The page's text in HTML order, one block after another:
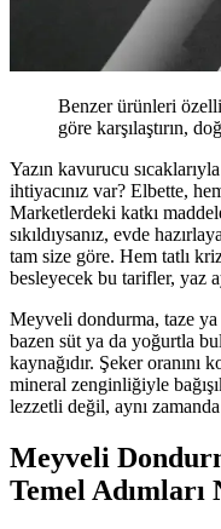
Benzer ürünleri
göre karşılaştırın,
Yazın kavurucu
ihtiyacınız var? Elbette,
Marketlerdeki katkı
sıkıldıysanız, evde
tam size göre. Hem tatlı
besleyecek bu tarifler, yaz
Meyveli dondurma, taze
bazen süt ya da yoğurtla
kaynağıdır. Şeker oranını
mineral zenginliğiyle
lezzetli değil, aynı
Meyveli
Temel Adımları